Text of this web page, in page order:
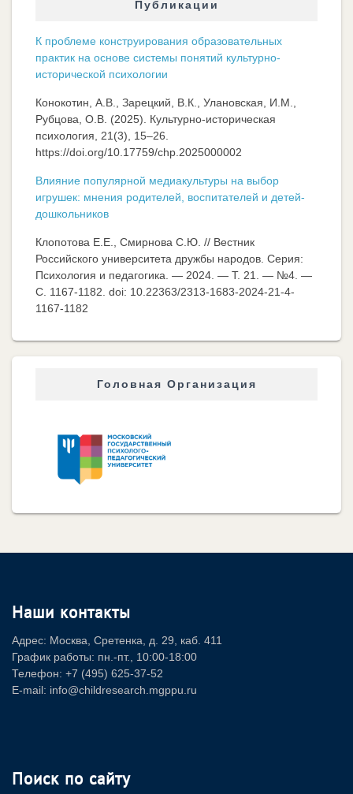
Публикации
К проблеме конструирования образовательных
практик на основе системы понятий культурно-
исторической психологии
Конокотин, А.В., Зарецкий, В.К., Улановская, И.М.,
Рубцова, О.В. (2025). Культурно-историческая
психология, 21(3), 15–26.
https://doi.org/10.17759/chp.2025000002
Влияние популярной медиакультуры на выбор
игрушек: мнения родителей, воспитателей и детей-
дошкольников
Клопотова Е.Е., Смирнова С.Ю. // Вестник
Российского университета дружбы народов. Серия:
Психология и педагогика. — 2024. — Т. 21. — №4. —
C. 1167-1182. doi: 10.22363/2313-1683-2024-21-4-
1167-1182
Головная Организация
Наши контакты
Адрес: Москва, Сретенка, д. 29, каб. 411
График работы: пн.-пт., 10:00-18:00
Телефон: +7 (495) 625-37-52
E-mail: info@childresearch.mgppu.ru
Поиск по сайту